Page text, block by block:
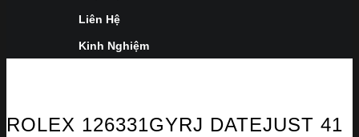
Liên Hệ
Kinh Nghiệm
ROLEX 126331GYRJ DATEJUST 41